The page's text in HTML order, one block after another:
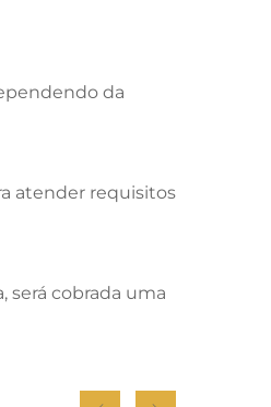
da
atender requisitos
será cobrada uma